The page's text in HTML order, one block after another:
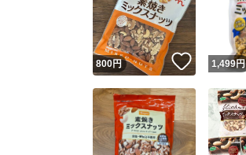
800円 いいね！
1,499円